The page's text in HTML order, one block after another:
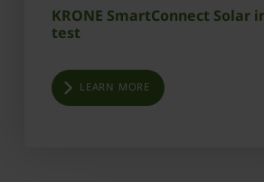
KRONE SmartConnect Solar
test
LEARN MORE